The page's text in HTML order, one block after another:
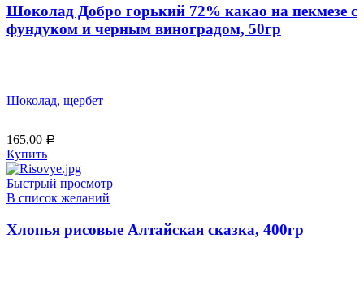
Шоколад Добро горький 72% какао на пекмезе с
фундуком и черным виноградом, 50гр
Шоколад, щербет
165,00 Р
Купить
Быстрый просмотр
В список желаний
Хлопья рисовые Алтайская сказка, 400гр